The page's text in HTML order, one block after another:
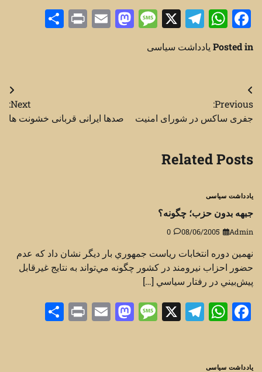
Facebook
WhatsApp
Telegram
X
Message
Mastodon
Email
Print
Posted in یادداشت سیاسی
راهبری
نوشته
Previous:
جفری ساکس در شورای امنیت
Next:
صدها ایرانی قربانی خشونت ها
Related Posts
یادداشت سیاسی
جبهه بدون حزب؛ چگونه؟
Admin
08/06/2005
0
نهمين دوره انتخابات رياست جمهوري بار ديگر نشان داد كه عدم
حضور احزاب نيرومند در كشور چگونه مي‌تواند به نتايج غيرقابل
پيش‌بيني در رفتار سياسي […]
Facebook
WhatsApp
Telegram
X
Message
Mastodon
Email
Print
یادداشت سیاسی